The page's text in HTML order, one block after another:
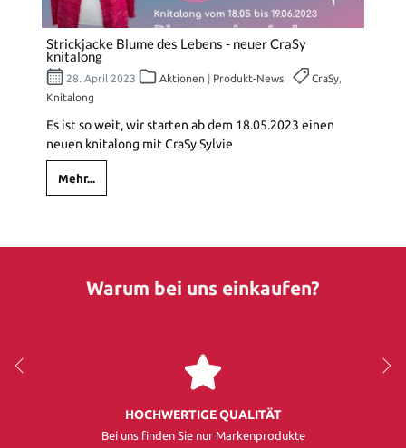
Strickjacke Blume des Lebens - neuer CraSy
knitalong
28. April 2023 Aktionen | Produkt-News CraSy,
Knitalong
Es ist so weit, wir starten ab dem 18.05.2023 einen
neuen knitalong mit CraSy Sylvie
Mehr...
Warum bei uns einkaufen?
HOCHWERTIGE QUALITÄT
Bei uns finden Sie nur Markenprodukte